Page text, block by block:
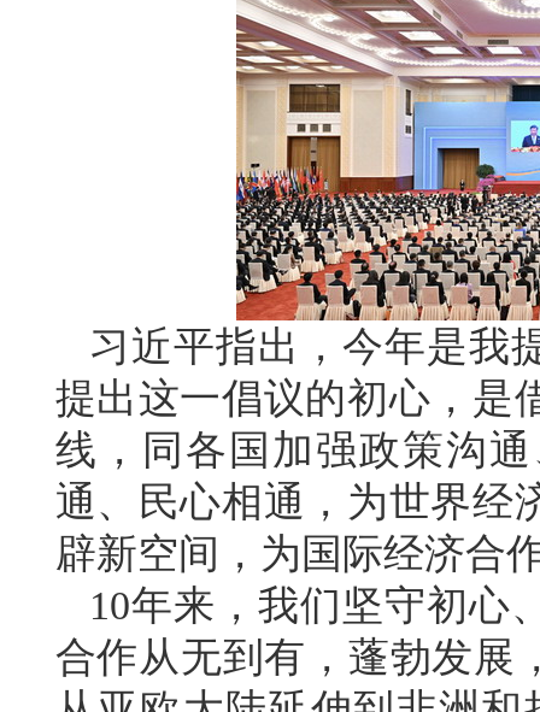
习近平指出，今年是我
提出这一倡议的初心，是
线，同各国加强政策沟
通、民心相通，为世界经
辟新空间，为国际经济合
10年来，我们坚守初心
合作从无到有，蓬勃发展